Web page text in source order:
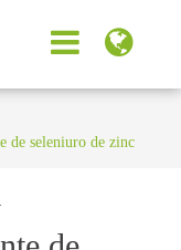
de seleniuro de zinc